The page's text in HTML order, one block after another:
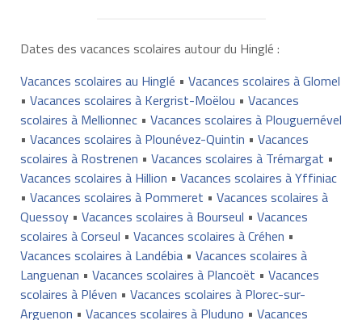
Dates des vacances scolaires autour du Hinglé :
Vacances scolaires au Hinglé • Vacances scolaires à Glomel
• Vacances scolaires à Kergrist-Moëlou • Vacances
scolaires à Mellionnec• Vacances scolaires à Plouguernével
• Vacances scolaires à Plounévez-Quintin • Vacances
scolaires à Rostrenen • Vacances scolaires à Trémargat •
Vacances scolaires à Hillion • Vacances scolaires à Yffiniac
• Vacances scolaires à Pommeret • Vacances scolaires à
Quessoy• Vacances scolaires à Bourseul • Vacances
scolaires à Corseul • Vacances scolaires à Créhen •
Vacances scolaires à Landébia• Vacances scolaires à
Languenan • Vacances scolaires à Plancoët • Vacances
scolaires à Pléven • Vacances scolaires à Plorec-sur-
Arguenon • Vacances scolaires à Pluduno • Vacances